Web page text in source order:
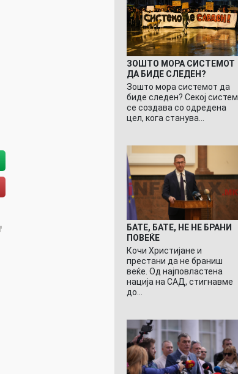
ЗОШТО МОРА СИСТЕМОТ
ДА БИДЕ СЛЕДЕН?
Зошто мора системот да
биде следен? Секој систем
се создава со одредена
цел, кога станува…
БАТЕ, БАТЕ, НЕ НЕ БРАНИ
ПОВЕЌЕ
Кочи Христијане и
престани да не браниш
веќе. Од најповластена
нација на САД, стигнавме
до…